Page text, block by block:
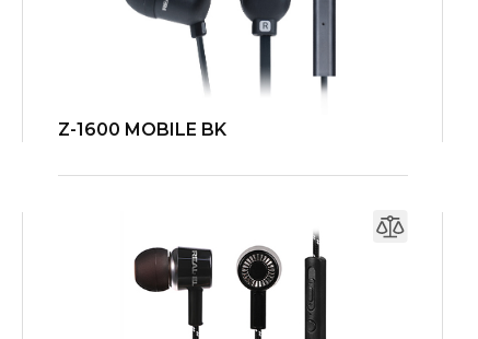
Z-1600 MOBILE BK